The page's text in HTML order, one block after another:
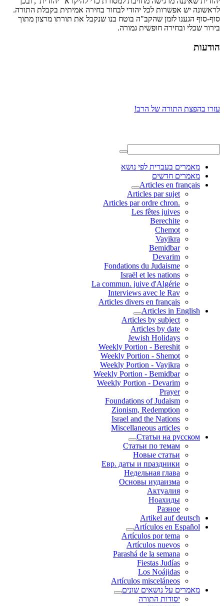
לראשונה יש אפשרות לכל יהודי לבחור בחירה אמיתית בקבלת התורה.
סוף-סוף הגענו לזמן שהקב"ה בוטח בנו שנקבל את תורתו מרצון מתוך
בירור שכלי ובחירה חופשית גמורה.
הודעות
עזרו בהפצת התורה של הרב!
מאמרים בעברית לפי נושא
מאמרים חדשים
Articles en français
Articles par sujet
.Articles par ordre chron
Les fêtes juives
Berechite
Chemot
Vayikra
Bemidbar
Devarim
Fondations du Judaisme
Israël et les nations
La commun. juive d'Algérie
Interviews avec le Rav
Articles divers en français
Articles in English
Articles by subject
Articles by date
Jewish Holidays
Weekly Portion - Bereshit
Weekly Portion - Shemot
Weekly Portion - Vayikra
Weekly Portion - Bemidbar
Weekly Portion - Devarim
Prayer
Foundations of Judaism
Zionism, Redemption
Israel and the Nations
Miscellaneous articles
Статьи на русском
Статьи по темам
Новые статьи
Евр. даты и праздники
Недельная глава
Основы иудаизма
Актуалия
Ноахиды
Разное
Artikel auf deutsch
Artículos en Español
Artículos por tema
Artículos nuevos
Parashá de la semana
Fiestas Judías
Los Noájidas
Artículos misceláneos
מאמרים על נושאים שונים
יסודות התורה